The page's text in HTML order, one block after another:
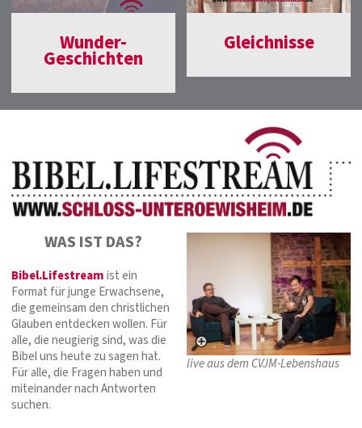
Wunder-
Geschichten
Gleichnisse
WAS IST DAS?
Bibel.Lifestreamist ein
Format für junge Erwachsene,
die gemeinsam den christlichen
Glauben entdecken wollen. Für
alle, die neugierig sind, was die
Bibel uns heute zu sagen hat.
Für alle, die Fragen haben und
miteinander nach Antworten
suchen.
live aus dem CVJM-Lebenshaus